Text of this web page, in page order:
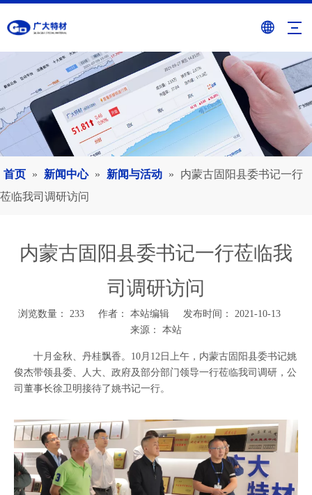
首页 » 新闻中心 » 新闻与活动 »
内蒙古固阳县委书记一行
莅临我司调研访问
内蒙古固阳县委书记一行莅临我
司调研访问
浏览数量： 233作者： 本站编辑 发布时间： 2021-10-13
来源： 本站
十月金秋、丹桂飘香。10月12日上午，内蒙古固阳县委书记姚
俊杰带领县委、人大、政府及部分部门领导一行莅临我司调研，公
司董事长徐卫明接待了姚书记一行。